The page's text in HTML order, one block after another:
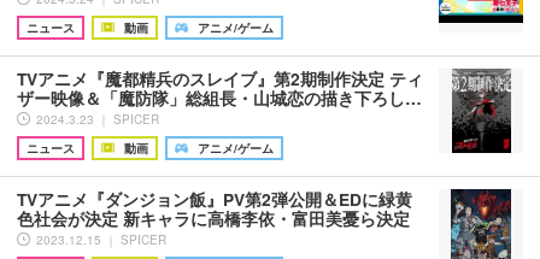
ニュース
動画 アニメ/ゲーム
TVアニメ『魔都精兵のスレイブ』第2期制作決定 ティ
ザー映像＆「魔防隊」総組長・山城恋の描き下ろし…
2024.3.23 ｜ SPICER
ニュース
動画 アニメ/ゲーム
TVアニメ『ダンジョン飯』PV第2弾公開＆EDに緑黄
色社会が決定 新キャラに高橋李依・富田美憂ら決定
2023.12.15 ｜ SPICER